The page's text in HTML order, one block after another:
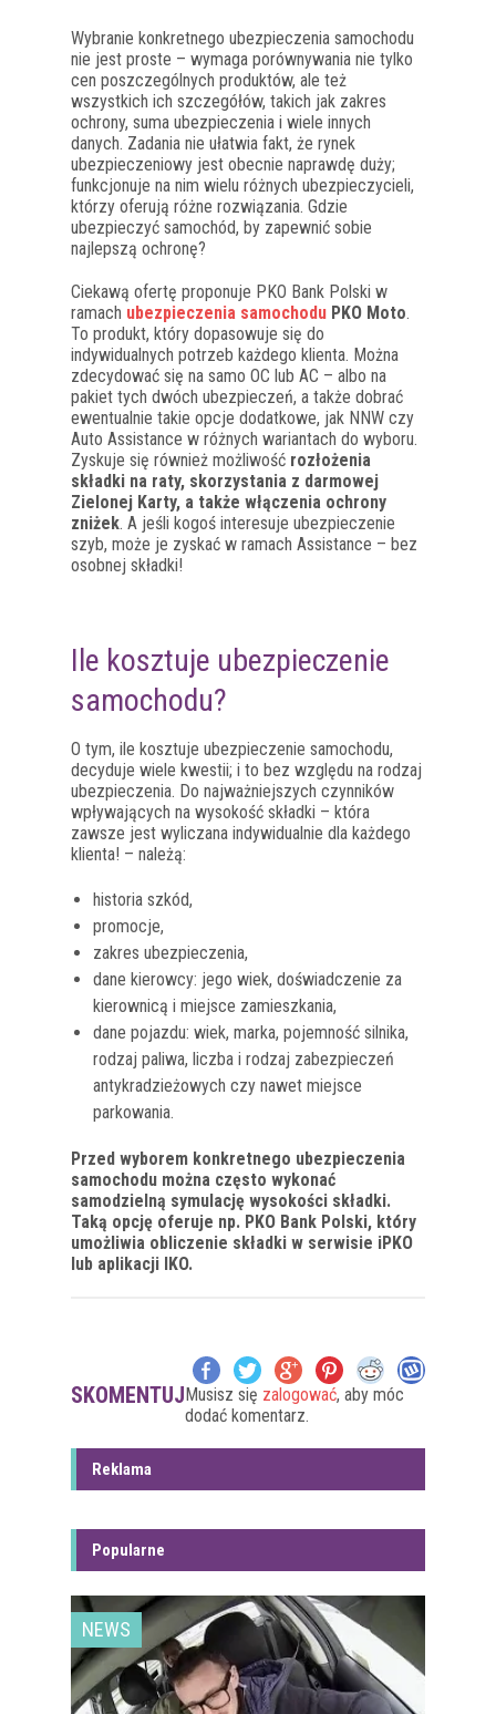
Wybranie konkretnego ubezpieczenia samochodu
nie jest proste – wymaga porównywania nie tylko
cen poszczególnych produktów, ale też
wszystkich ich szczegółów, takich jak zakres
ochrony, suma ubezpieczenia i wiele innych
danych. Zadania nie ułatwia fakt, że rynek
ubezpieczeniowy jest obecnie naprawdę duży;
funkcjonuje na nim wielu różnych ubezpieczycieli,
którzy oferują różne rozwiązania. Gdzie
ubezpieczyć samochód, by zapewnić sobie
najlepszą ochronę?
Ciekawą ofertę proponuje PKO Bank Polski w
ramach ubezpieczenia samochodu PKO Moto.
To produkt, który dopasowuje się do
indywidualnych potrzeb każdego klienta. Można
zdecydować się na samo OC lub AC – albo na
pakiet tych dwóch ubezpieczeń, a także dobrać
ewentualnie takie opcje dodatkowe, jak NNW czy
Auto Assistance w różnych wariantach do wyboru.
Zyskuje się również możliwość rozłożenia
składki na raty, skorzystania z darmowej
Zielonej Karty, a także włączenia ochrony
zniżek. A jeśli kogoś interesuje ubezpieczenie
szyb, może je zyskać w ramach Assistance – bez
osobnej składki!
Ile kosztuje ubezpieczenie
samochodu?
O tym, ile kosztuje ubezpieczenie samochodu,
decyduje wiele kwestii; i to bez względu na rodzaj
ubezpieczenia. Do najważniejszych czynników
wpływających na wysokość składki – która
zawsze jest wyliczana indywidualnie dla każdego
klienta! – należą:
historia szkód,
promocje,
zakres ubezpieczenia,
dane kierowcy: jego wiek, doświadczenie za
kierownicą i miejsce zamieszkania,
dane pojazdu: wiek, marka, pojemność silnika,
rodzaj paliwa, liczba i rodzaj zabezpieczeń
antykradzieżowych czy nawet miejsce
parkowania.
Przed wyborem konkretnego ubezpieczenia
samochodu można często wykonać
samodzielną symulację wysokości składki.
Taką opcję oferuje np. PKO Bank Polski, który
umożliwia obliczenie składki w serwisie iPKO
lub aplikacji IKO.
SKOMENTUJ Musisz się zalogować, aby móc
dodać komentarz.
Reklama
Popularne
NEWS